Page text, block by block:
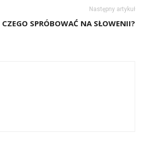
Następny artykuł
CZEGO SPRÓBOWAĆ NA SŁOWENII?